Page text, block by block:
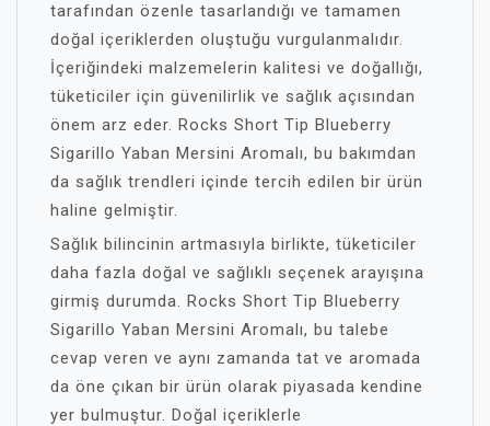
tarafından özenle tasarlandığı ve tamamen
doğal içeriklerden oluştuğu vurgulanmalıdır.
İçeriğindeki malzemelerin kalitesi ve doğallığı,
tüketiciler için güvenilirlik ve sağlık açısından
önem arz eder. Rocks Short Tip Blueberry
Sigarillo Yaban Mersini Aromalı, bu bakımdan
da sağlık trendleri içinde tercih edilen bir ürün
haline gelmiştir.
Sağlık bilincinin artmasıyla birlikte, tüketiciler
daha fazla doğal ve sağlıklı seçenek arayışına
girmiş durumda. Rocks Short Tip Blueberry
Sigarillo Yaban Mersini Aromalı, bu talebe
cevap veren ve aynı zamanda tat ve aromada
da öne çıkan bir ürün olarak piyasada kendine
yer bulmuştur. Doğal içeriklerle